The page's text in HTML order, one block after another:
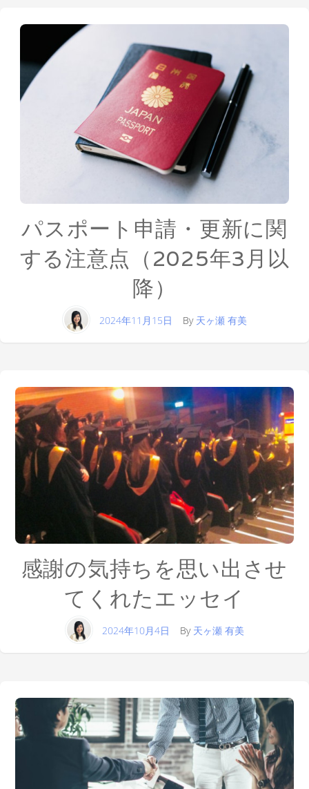
パスポート申請・更新に関
する注意点（2025年3月以
降）
2024年11月15日 By 天ヶ瀬 有美
感謝の気持ちを思い出させ
てくれたエッセイ
2024年10月4日 By 天ヶ瀬 有美